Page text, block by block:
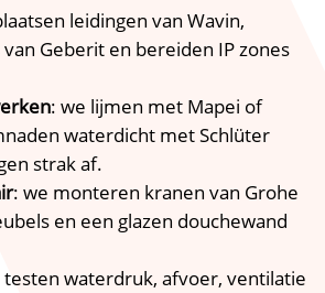
leidingen van Wavin,
Geberit en bereiden IP zones
: we lijmen met Mapei of
waterdicht met Schlüter
strak af.
: we monteren kranen van Grohe
en een glazen douchewand
testen waterdruk, afvoer, ventilatie